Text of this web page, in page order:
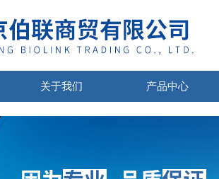
关于我们 产品中心